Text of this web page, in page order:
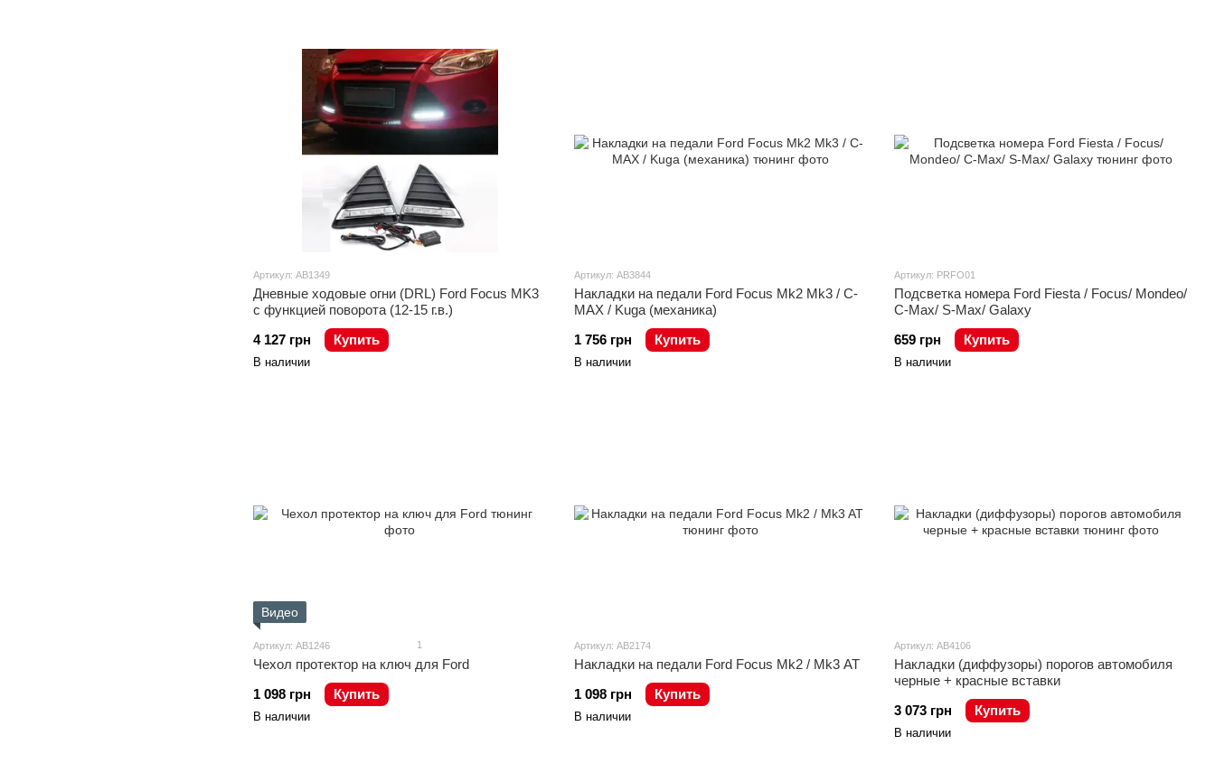
Артикул: AB1349
Дневные ходовые огни (DRL) Ford Focus MK3
с функцией поворота (12-15 г.в.)
4 127 грн
Купить
В наличии
Артикул: AB3844
Накладки на педали Ford Focus Mk2 Mk3 / C-
MAX / Kuga (механика)
1 756 грн
Купить
В наличии
Артикул: PRFO01
Подсветка номера Ford Fiesta / Focus/ Mondeo/
C-Max/ S-Max/ Galaxy
659 грн
Купить
В наличии
Видео
Артикул: AB1246 1
Чехол протектор на ключ для Ford
1 098 грн
Купить
В наличии
Артикул: AB2174
Накладки на педали Ford Focus Mk2 / Mk3 AT
1 098 грн
Купить
В наличии
Артикул: AB4106
Накладки (диффузоры) порогов автомобиля
черные + красные вставки
3 073 грн
Купить
В наличии